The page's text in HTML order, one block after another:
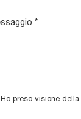
Ho preso visione della